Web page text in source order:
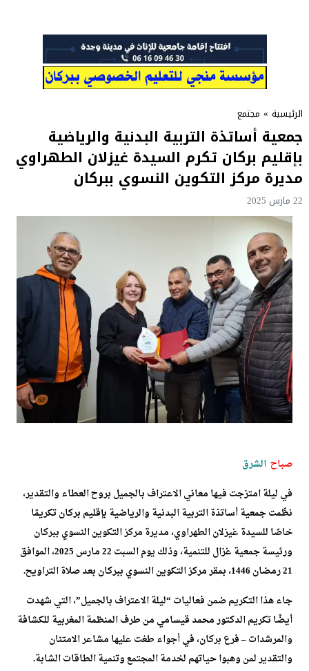
الرئيسية » مجتمع
جمعية أساتذة التربية البدنية والرياضية
بإقليم بركان تكرم السيدة غيزلان الطهراوي
مديرة مركز التكوين النسوي ببركان
22 مارس 2025
صباح الشرق
في ليلة امتزجت فيها معاني الاعتراف بالجميل بروح العطاء والتقدير،
نظّمت جمعية أساتذة التربية البدنية والرياضية بإقليم بركان تكريمًا
خاصًا للسيدة غيزلان الطهراوي، مديرة مركز التكوين النسوي ببركان
ورئيسة جمعية غزال للتنمية، وذلك يوم السبت 22 مارس 2025، الموافق
21 رمضان 1446، بمقر مركز التكوين النسوي ببركان بعد صلاة التراويح.
جاء هذا التكريم ضمن فعاليات “ليلة الاعتراف بالجميل”، التي شهدت
أيضًا تكريم الدكتور محمد قيسامي من طرف المنظمة المغربية للكشافة
والمرشدات – فرع بركان، في أجواء طغت عليها مشاعر الامتنان
والتقدير لمن وهبوا حياتهم لخدمة المجتمع وتنمية الطاقات الشابة.